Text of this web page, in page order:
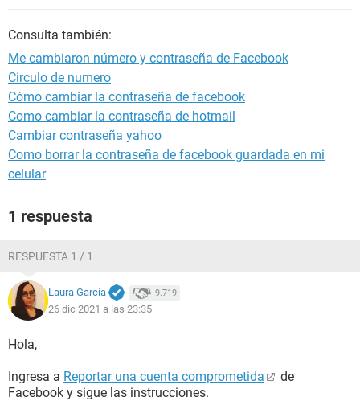
Consulta también:
Me cambiaron número y contraseña de Facebook
Circulo de numero
Cómo cambiar la contraseña de facebook
Como cambiar la contraseña de hotmail
Cambiar contraseña yahoo
Como borrar la contraseña de facebook guardada en mi
celular
1 respuesta
RESPUESTA 1 / 1
Laura García 9.719
26 dic 2021 a las 23:35
Hola,
Ingresa a Reportar una cuenta comprometida
de
Facebook y sigue las instrucciones.